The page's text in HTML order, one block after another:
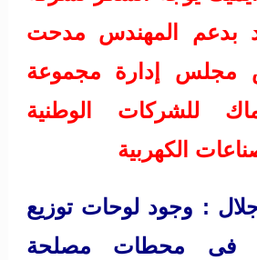
بدعم المهندس مدحت
مجلس إدارة مجموعة
للشركات الوطنية
الكهربية
جلال : وجود لوحات توزيع
فى محطات مصلحة